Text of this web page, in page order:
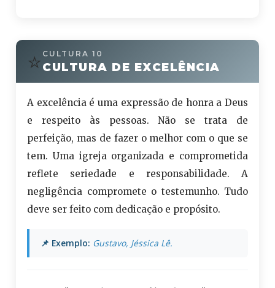
⭐ CULTURA 10
CULTURA DE EXCELÊNCIA
A excelência é uma expressão de honra a Deus
e respeito às pessoas. Não se trata de
perfeição, mas de fazer o melhor com o que se
tem. Uma igreja organizada e comprometida
reflete seriedade e responsabilidade. A
negligência compromete o testemunho. Tudo
deve ser feito com dedicação e propósito.
📌 Exemplo: Gustavo, Jéssica Lê.